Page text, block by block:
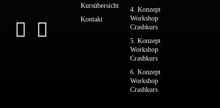
Kursübersicht
Kontakt
4. Konzept
Workshop
Crashkurs
5. Konzept
Workshop
Crashkurs
6. Konzept
Workshop
Crashkurs